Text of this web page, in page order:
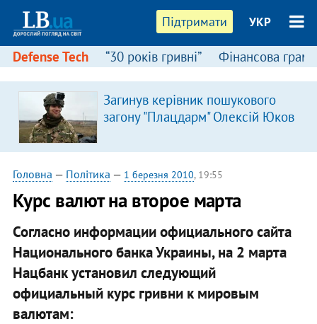
Підтримати УКР
Defense Tech “30 років гривні” Фінансова
Загинув керівник пошукового
загону "Плацдарм" Олексій Юков
Головна — Політика — 1 березня 2010, 19:55
Курс валют на второе марта
Согласно информации официального сайта
Национального банка Украины, на 2 марта
Нацбанк установил следующий
официальный курс гривни к мировым
валютам: